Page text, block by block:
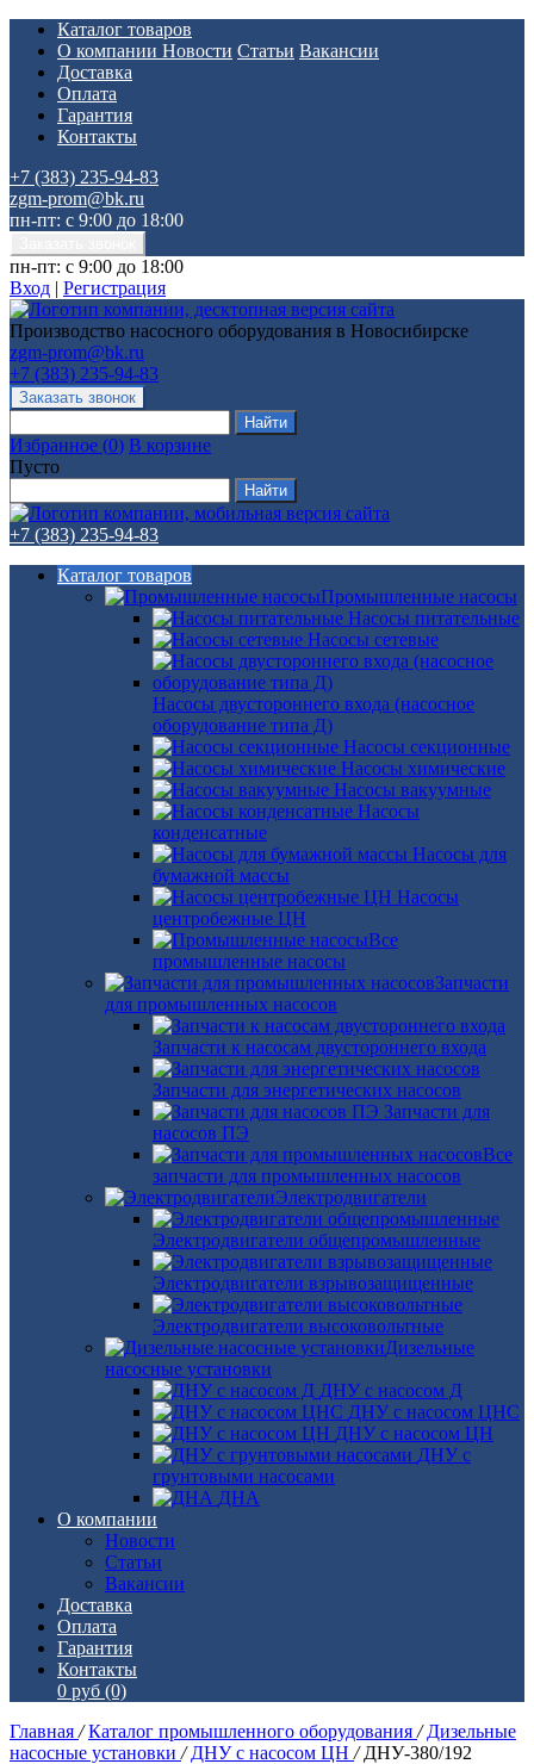
Каталог товаров
О компании Новости Статьи Вакансии
Доставка
Оплата
Гарантия
Контакты
+7 (383) 235-94-83
zgm-prom@bk.ru
пн-пт: с 9:00 до 18:00
пн-пт: с 9:00 до 18:00
Вход | Регистрация
Производство насосного оборудования в Новосибирске
zgm-prom@bk.ru
+7 (383) 235-94-83
Избранное (0) В корзине
Пусто
+7 (383) 235-94-83
Каталог товаров
Промышленные насосы
Насосы питательные
Насосы сетевые
Насосы двустороннего входа (насосное
оборудование типа Д)
Насосы секционные
Насосы химические
Насосы вакуумные
Насосы
конденсатные
Насосы для
бумажной массы
Насосы
центробежные ЦН
Все
промышленные насосы
Запчасти
для промышленных насосов
Запчасти к насосам двустороннего входа
Запчасти для энергетических насосов
Запчасти для
насосов ПЭ
Все
запчасти для промышленных насосов
Электродвигатели
Электродвигатели общепромышленные
Электродвигатели взрывозащищенные
Электродвигатели высоковольтные
Дизельные
насосные установки
ДНУ с насосом Д
ДНУ с насосом ЦНС
ДНУ с насосом ЦН
ДНУ с
грунтовыми насосами
ДНА
О компании
Новости
Статьи
Вакансии
Доставка
Оплата
Гарантия
Контакты
0 руб (0)
Главная / Каталог промышленного оборудования / Дизельные
насосные установки / ДНУ с насосом ЦН / ДНУ-380/192